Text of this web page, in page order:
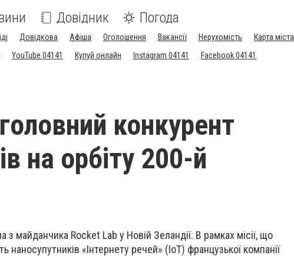
Довідник Погода
Довідкова Афіша Оголошення Вакансії Нерухомість
Карта міста
YouTube 04141 Купуй онлайн Instagram 04141 Facebook 04141
конкурент
на орбіту 200-й
з майданчика Rocket Lab у Новій Зеландії. В рамках місії, що
наносупутників «Інтернету речей» (IoT) французької компанії